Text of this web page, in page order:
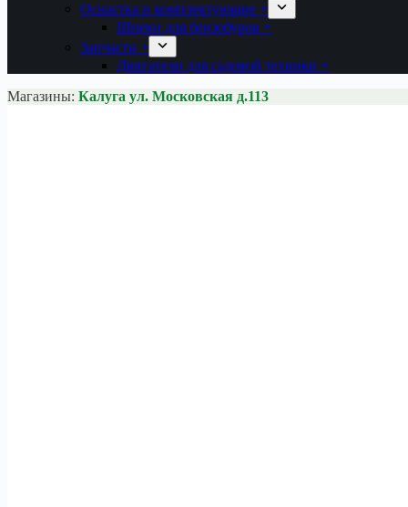
Оснастка и комплектующие +
Шнеки для бензобуров +
Запчасти +
Двигатели для садовой техники +
Магазины: Калуга ул. Московская д.113